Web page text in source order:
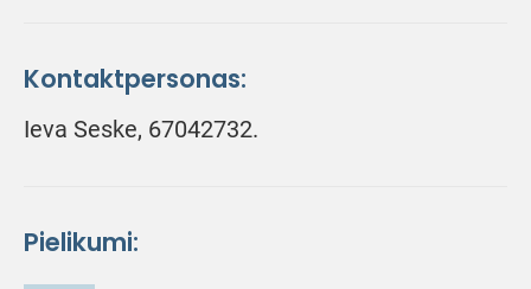
Kontaktpersonas:
Ieva Seske, 67042732.
Pielikumi: